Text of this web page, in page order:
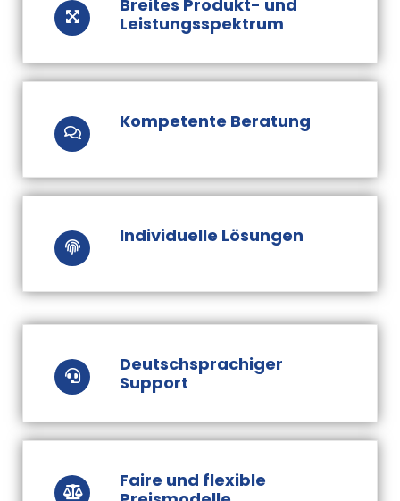
Breites Produkt- und
Leistungsspektrum
Kompetente Beratung
Individuelle Lösungen
Deutschsprachiger
Support
Faire und flexible